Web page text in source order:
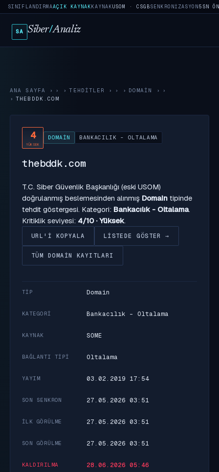
SINIFLANDIRMAAÇIK KAYNAKKAYNAKUSOM · CSGBSENKRONIZASYON5SN
SA Siber/Analiz
ANA SAYFA › TEHDITLER › DOMAIN
›
THEBDDK.COM
4
YÜKSEK
DOMAIN BANKACILIK - OLTALAMA
thebddk.com
T.C. Siber Güvenlik Başkanlığı (eski USOM)
doğrulanmış beslemesinden alınmış Domain tipinde
tehdit göstergesi. Kategori: Bankacılık - Oltalama.
Kritiklik seviyesi: 4/10 · Yüksek.
URL'I KOPYALA LISTEDE GÖSTER →
TÜM DOMAIN KAYITLARI
TIP Domain
KATEGORI Bankacılık - Oltalama
KAYNAK SOME
BAĞLANTI TIPI Oltalama
YAYIM 03.02.2019 17:54
SON SENKRON 27.05.2026 03:51
İLK GÖRÜLME 27.05.2026 03:51
SON GÖRÜLME 27.05.2026 03:51
KALDIRILMA 28.06.2026 05:46